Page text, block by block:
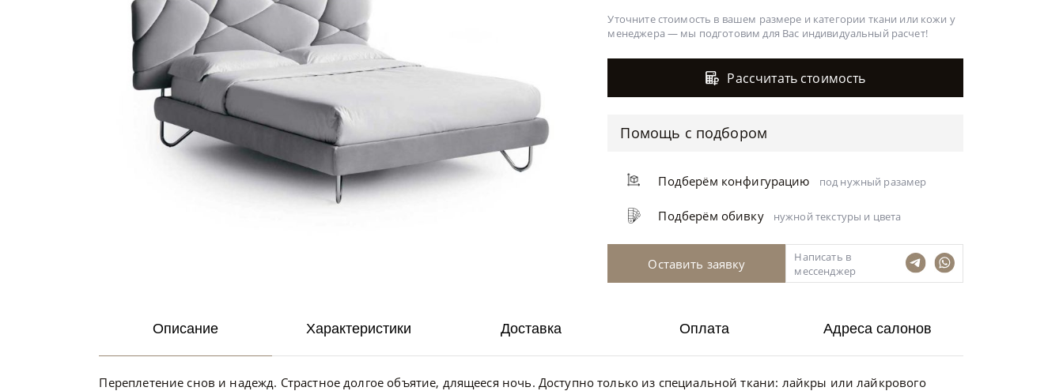
Уточните стоимость в вашем размере и категории ткани или кожи у
менеджера — мы подготовим для Вас индивидуальный расчет!
Рассчитать стоимость
Помощь с подбором
Подберём конфигурацию под нужный разамер
Подберём обивку нужной текстуры и цвета
Оставить заявку
Написать в
мессенджер
Описание
Переплетение снов и надежд. Страстное долгое объятие, длящееся ночь. Доступно только из специальной ткани: лайкры или лайкрового
Характеристики Доставка Оплата Адреса салонов